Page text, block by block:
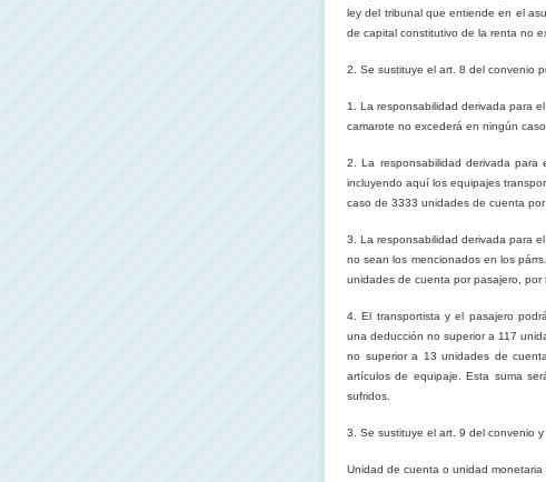
ley del tribunal que entiende en el
de capital constitutivo de la renta no
2. Se sustituye el art. 8 del convenio
1. La responsabilidad derivada para
camarote no excederá en ningún
2. La responsabilidad derivada para
incluyendo aquí los equipajes
caso de 3333 unidades de cuenta
3. La responsabilidad derivada para
no sean los mencionados en los
unidades de cuenta por pasajero, por
4. El transportista y el pasajero
una deducción no superior a 117
no superior a 13 unidades de
artículos de equipaje. Esta suma
sufridos.
3. Se sustituye el art. 9 del convenio
Unidad de cuenta o unidad monetaria